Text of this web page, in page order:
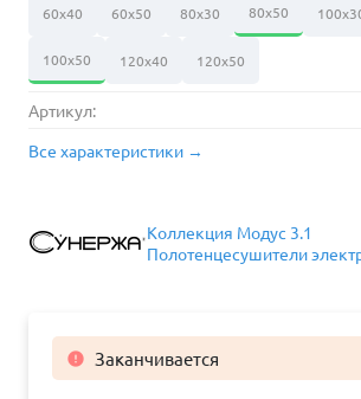
60х40 60х50 80х30 80х50
100х50 120х40 120х50
Артикул:
Все характеристики →
Коллекция Модус 3.1
Полотенцесушители
 Заканчивается